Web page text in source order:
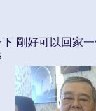
剛好可以回家